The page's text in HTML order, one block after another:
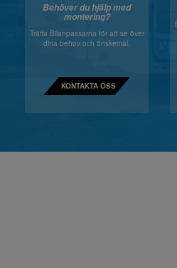
Behöver du hjälp med
montering?
Träffa Bilanpassarna för att se över
dina behov och önskemål.
KONTAKTA OSS